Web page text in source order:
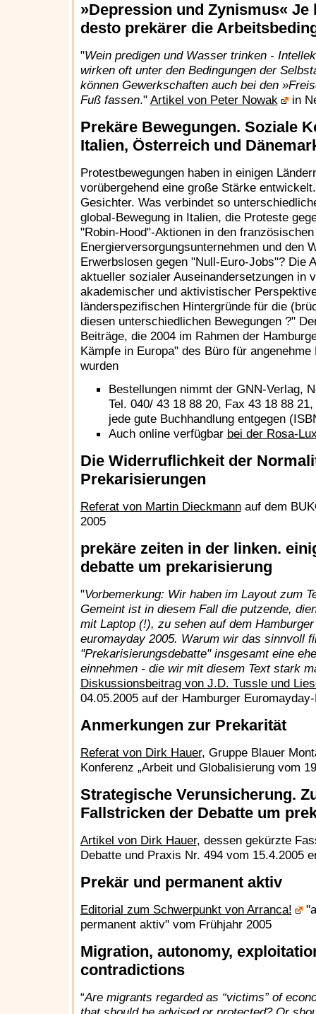
»Depression und Zynismus«
desto prekärer die
"Wein predigen und Wasser trinken -
wirken oft unter den Bedingungen der
können Gewerkschaften auch bei den
Fuß fassen." Artikel von Peter Nowak in
Prekäre Bewegungen. Soziale
Italien, Österreich und
Protestbewegungen haben in einigen
vorübergehend eine große Stärke
Gesichter. Was verbindet so
global-Bewegung in Italien, die Proteste
"Robin-Hood"-Aktionen in den französischen
Energierversorgungsunternehmen und den
Erwerbslosen gegen "Null-Euro-Jobs"? Die
aktueller sozialer Auseinandersetzungen in
akademischer und aktivistischer
länderspezifischen Hintergründe für die
diesen unterschiedlichen Bewegungen ?"
Beiträge, die 2004 im Rahmen der
Kämpfe in Europa" des Büro für
wurden
Bestellungen nimmt der GNN-Verlag,
Tel. 040/ 43 18 88 20, Fax 43 18 88 21,
jede gute Buchhandlung entgegen
Auch online verfügbar bei der Rosa-
Die Widerruflichkeit der
Prekarisierungen
Referat von Martin Dieckmannauf dem
2005
prekäre zeiten in der linken.
debatte um prekarisierung
"Vorbemerkung: Wir haben im Layout zum
Gemeint ist in diesem Fall die putzende,
mit Laptop (!), zu sehen auf dem
euromayday 2005. Warum wir das sinnvoll
"Prekarisierungsdebatte" insgesamt eine
einnehmen - die wir mit diesem Text stark
Diskussionsbeitrag von J.D. Tussle und
04.05.2005 auf der Hamburger
Anmerkungen zur Prekarität
Referat von Dirk Hauer, Gruppe Blauer
Konferenz „Arbeit und Globalisierung vom
Strategische Verunsicherung.
Fallstricken der Debatte um
Artikel von Dirk Hauer, dessen gekürzte
Debatte und Praxis Nr. 494 vom 15.4.2005
Prekär und permanent aktiv
Editorial zum Schwerpunkt von Arranca!
permanent aktiv" vom Frühjahr 2005
Migration, autonomy,
contradictions
“Are migrants regarded as “victims” of